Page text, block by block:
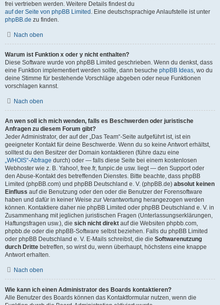
frei vertrieben werden. Weitere Details findest du
auf der Seite von phpBB Limited . Eine deutschsprachige Anlaufstelle ist unter
phpBB.de zu finden.
Nach oben
Warum ist Funktion x oder y nicht enthalten?
Diese Software wurde von phpBB Limited geschrieben. Wenn du denkst, dass
eine Funktion implementiert werden sollte, dann besuche phpBB Ideas, wo du
deine Stimme für bestehende Vorschläge abgeben oder neue Funktionen
vorschlagen kannst.
Nach oben
An wen soll ich mich wenden, falls es Beschwerden oder juristische
Anfragen zu diesem Forum gibt?
Jeder Administrator, der auf der „Das Team“-Seite aufgeführt ist, ist ein
geeigneter Kontakt für deine Beschwerde. Wenn du so keine Antwort erhältst,
solltest du den Besitzer der Domain kontaktieren (führe dazu eine
„WHOIS“-Abfrage durch) oder — falls diese Seite bei einem kostenlosen
Webhoster wie z. B. Yahoo!, free.fr, funpic.de usw. liegt — den Support oder
den Abuse-Kontakt des betreffenden Dienstes. Bitte beachte, dass phpBB
Limited (phpBB.com) und phpBB Deutschland e. V. (phpBB.de) absolut keinen
Einfluss auf die Benutzung oder den oder die Benutzer der Forensoftware
haben und dafür in keiner Weise zur Verantwortung herangezogen werden
können. Kontaktiere daher nie phpBB Limited oder phpBB Deutschland e. V. in
Zusammenhang mit jeglichen juristischen Fragen (Unterlassungserklärungen,
Haftungsfragen usw.), die sich nicht direkt auf die Websiten phpbb.com,
phpbb.de oder die phpBB-Software selbst beziehen. Falls du phpBB Limited
oder phpBB Deutschland e. V. E-Mails schreibst, die die Softwarenutzung
durch Dritte betreffen, so wirst du, wenn überhaupt, höchstens eine knappe
Antwort erhalten.
Nach oben
Wie kann ich einen Administrator des Boards kontaktieren?
Alle Benutzer des Boards können das Kontaktformular nutzen, wenn die